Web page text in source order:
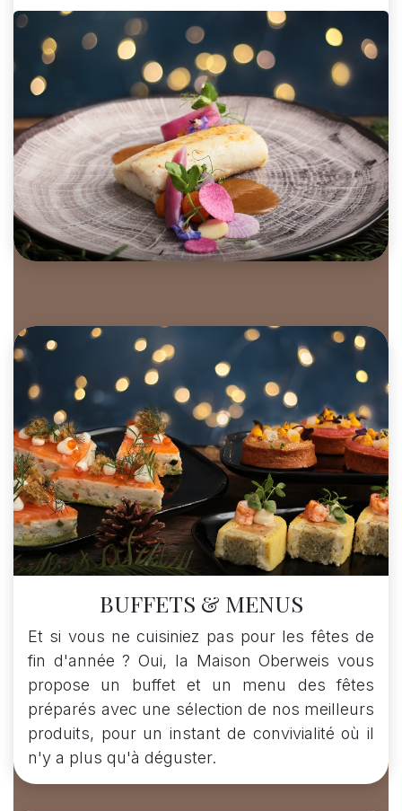
BUFFETS & MENUS
Et si vous ne cuisiniez pas pour les fêtes de
fin d'année ? Oui, la Maison Oberweis vous
propose un buffet et un menu des fêtes
préparés avec une sélection de nos meilleurs
produits, pour un instant de convivialité où il
n'y a plus qu'à déguster.